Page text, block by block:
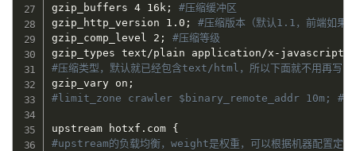
gzip_buffers 4 16k ;
#压缩缓冲区
gzip_http_version 1.0 ;
#压缩版本（默认1.1，前端如
gzip_comp_level 2 ;
#压缩等级
gzip_types text/plain application/x-javascript
#压缩类型，默认就已经包含text/html，所以下面就不用再写了
gzip_vary on ;
#limit_zone crawler $binary_remote_addr 10m; #开启
upstream hotxf.com {
#upstream的负载均衡，weight是权重，可以根据机器配置定